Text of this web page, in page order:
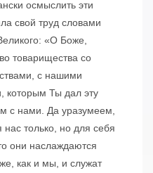
осмыслить эти
свой труд словами
«О Боже,
товарищества со
с нашими
которым Ты дал эту
с нами. Да уразумеем,
нас только, но для себя
они наслаждаются
как и мы, и служат